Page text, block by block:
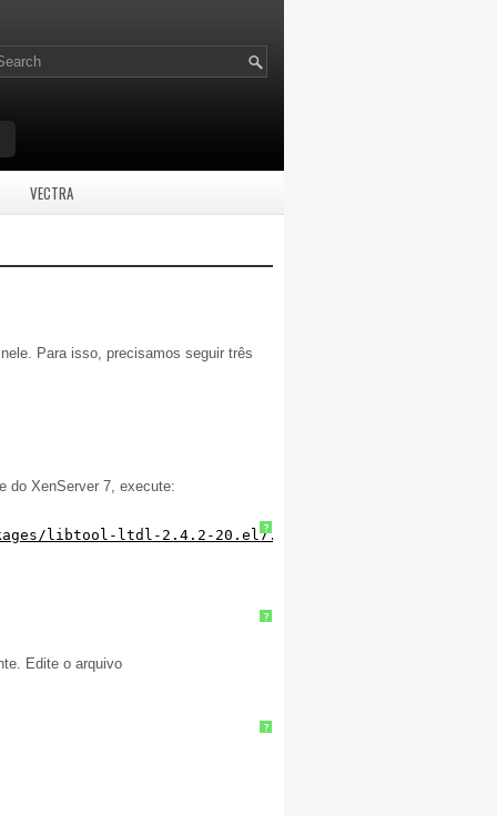
VECTRA
Para isso, precisamos seguir três
do XenServer 7, execute:
?
libtool-ltdl-2.4.2-20.el7.x86_64.rpm
?
Edite o arquivo
?